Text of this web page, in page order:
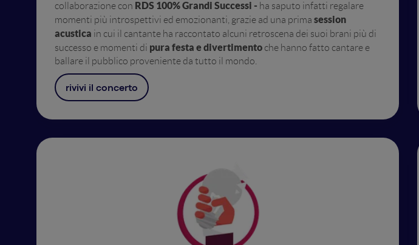
collaborazione con RDS 100% Grandi Successi - ha saputo infatti regalare
momenti più introspettivi ed emozionanti, grazie ad una prima session
acustica in cui il cantante ha raccontato alcuni retroscena dei suoi brani più di
successo e momenti di pura festa e divertimento che hanno fatto cantare e
ballare il pubblico proveniente da tutto il mondo.
rivivi il concerto